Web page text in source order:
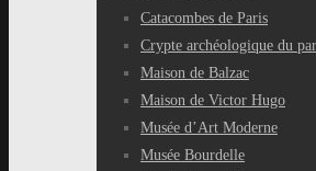
Catacombes de Paris
Crypte archéologique du
Maison de Balzac
Maison de Victor Hugo
Musée d’Art Moderne
Musée Bourdelle